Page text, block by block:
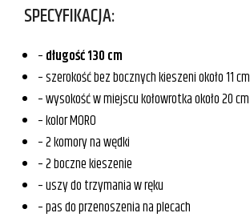
SPECYFIKACJA:
–długość 130 cm
– szerokość bez bocznych kieszeni około 11 cm
– wysokość w miejscu kołowrotka około 20 cm
– kolor MORO
– 2 komory na wędki
– 2 boczne kieszenie
– uszy do trzymania w ręku
– pas do przenoszenia na plecach